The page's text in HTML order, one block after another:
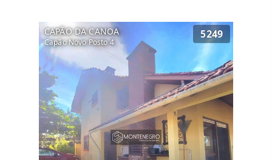
CAPÃO DA CANOA
Capão Novo Posto 4
5249